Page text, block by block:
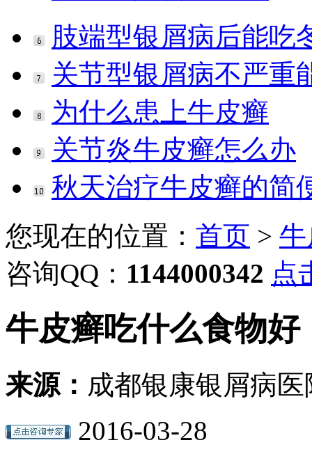
肢端型银屑病后能吃
关节型银屑病不严重
为什么患上牛皮癣
关节炎牛皮癣怎么办
秋天治疗牛皮癣的简
您现在的位置： 首页 >
咨询QQ： 1144000342 点
牛皮癣吃什么食物好
来源： 成都银康银屑病医
2016-03-28